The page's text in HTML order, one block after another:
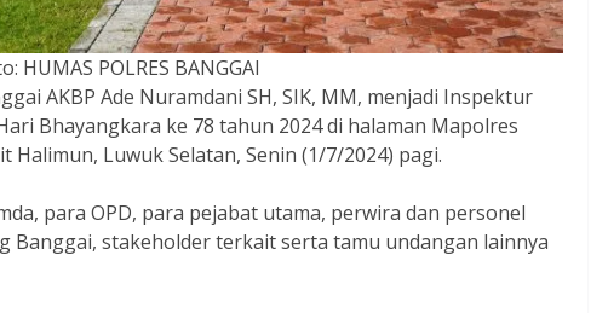
HUMAS POLRES BANGGAI
AKBP Ade Nuramdani SH, SIK, MM, menjadi Inspektur
Bhayangkara ke 78 tahun 2024 di halaman Mapolres
Luwuk Selatan, Senin (1/7/2024) pagi.
para OPD, para pejabat utama, perwira dan personel
Banggai, stakeholder terkait serta tamu undangan lainnya